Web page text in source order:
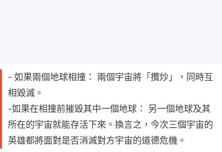
- 如果兩個地球相撞： 兩個宇宙將「攬炒」，同時互
相毀滅。
-如果在相撞前摧毀其中一個地球： 另一個地球及其
所在的宇宙就能存活下來。換言之，今次三個宇宙的
英雄都將面對是否消滅對方宇宙的道德危機。